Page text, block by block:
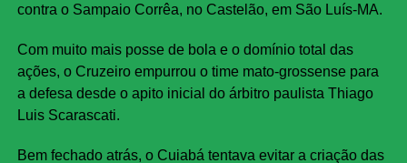
contra o Sampaio Corrêa, no Castelão, em São Luís-MA.
Com muito mais posse de bola e o domínio total das
ações, o Cruzeiro empurrou o time mato-grossense para
a defesa desde o apito inicial do árbitro paulista Thiago
Luis Scarascati.
Bem fechado atrás, o Cuiabá tentava evitar a criação das